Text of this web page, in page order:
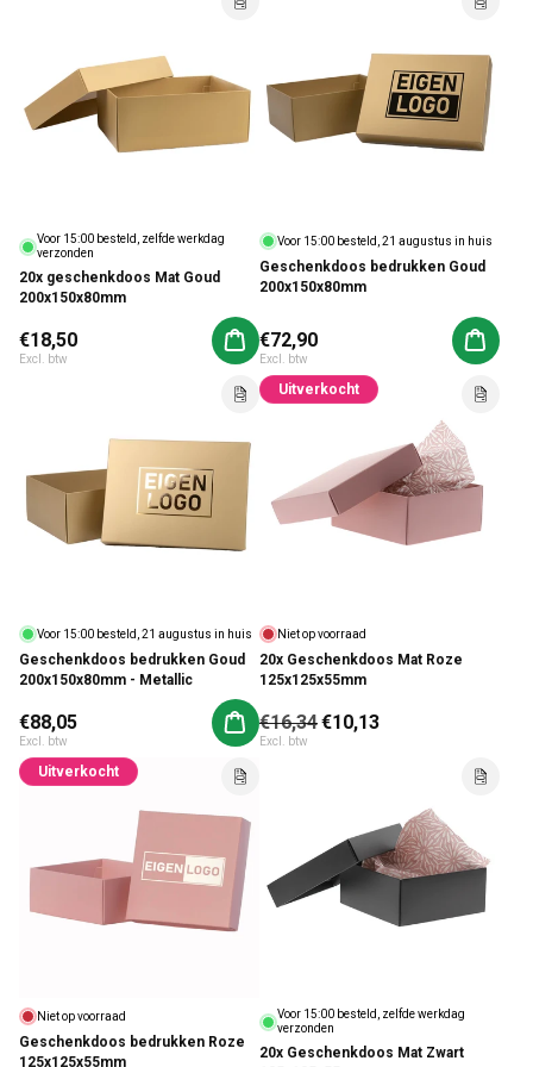
Voor 15:00 besteld, zelfde werkdag
verzonden
20x geschenkdoos Mat Goud
200x150x80mm
Normale prijs
€18,50
Excl. btw
Aan winkelwagen toevoegen
Voor 15:00 besteld, 21 augustus in huis
Geschenkdoos bedrukken Goud
200x150x80mm
Normale prijs
€72,90
Excl. btw
Aan
Voor 15:00 besteld, 21 augustus in huis
Geschenkdoos bedrukken Goud
200x150x80mm - Metallic
Normale prijs
€88,05
Excl. btw
Aan winkelwagen toevoegen
Uitverkocht
Niet op voorraad
20x Geschenkdoos Mat Roze
125x125x55mm
Normale prijs
€16,34Aanbiedingsprijs
€10,13
Excl. btw
Uitverkocht
Niet op voorraad
Geschenkdoos bedrukken Roze
125x125x55mm
Voor 15:00 besteld, zelfde werkdag
verzonden
20x Geschenkdoos Mat Zwart